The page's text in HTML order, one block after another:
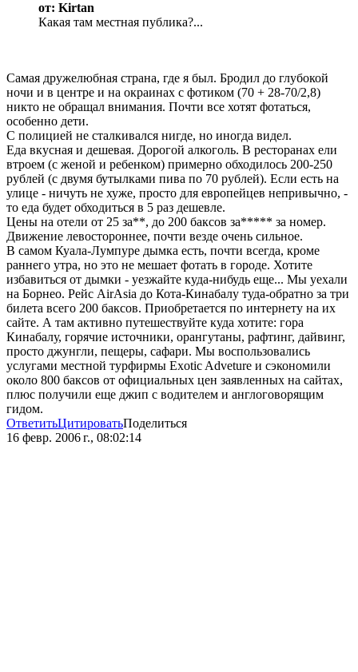
от: Kirtan
Какая там местная публика?...
Самая дружелюбная страна, где я был. Бродил до глубокой
ночи и в центре и на окраинах с фотиком (70 + 28-70/2,8)
никто не обращал внимания. Почти все хотят фотаться,
особенно дети.
С полицией не сталкивался нигде, но иногда видел.
Еда вкусная и дешевая. Дорогой алкоголь. В ресторанах ели
втроем (с женой и ребенком) примерно обходилось 200-250
рублей (с двумя бутылками пива по 70 рублей). Если есть на
улице - ничуть не хуже, просто для европейцев непривычно, -
то еда будет обходиться в 5 раз дешевле.
Цены на отели от 25 за**, до 200 баксов за***** за номер.
Движение левостороннее, почти везде очень сильное.
В самом Куала-Лумпуре дымка есть, почти всегда, кроме
раннего утра, но это не мешает фотать в городе. Хотите
избавиться от дымки - уезжайте куда-нибудь еще... Мы уехали
на Борнео. Рейс AirAsia до Кота-Кинабалу туда-обратно за три
билета всего 200 баксов. Приобретается по интернету на их
сайте. А там активно путешествуйте куда хотите: гора
Кинабалу, горячие источники, орангутаны, рафтинг, дайвинг,
просто джунгли, пещеры, сафари. Мы воспользовались
услугами местной турфирмы Exotic Adveture и сэкономили
около 800 баксов от официальных цен заявленных на сайтах,
плюс получили еще джип с водителем и англоговорящим
гидом.
ОтветитьЦитироватьПоделиться
16 февр. 2006 г., 08:02:14